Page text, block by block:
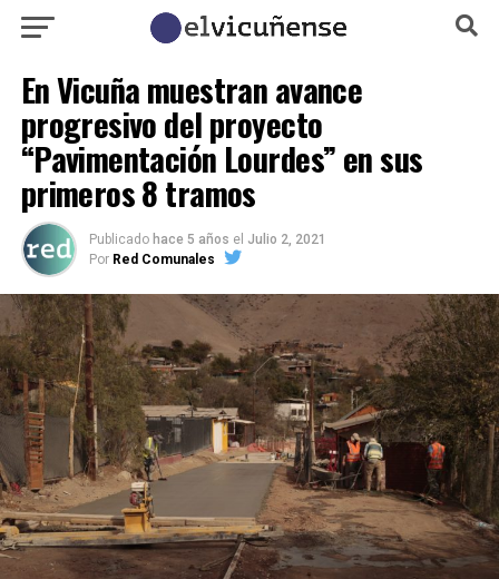
En Vicuña muestran avance
progresivo del proyecto
“Pavimentación Lourdes” en sus
primeros 8 tramos
Publicado hace 5 años el Julio 2, 2021
Por Red Comunales